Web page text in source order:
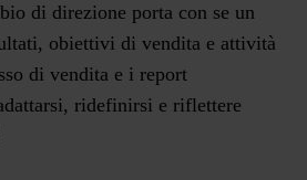
di direzione porta con se un
obiettivi di vendita e attività
di vendita e i report
ridefinirsi e riflettere